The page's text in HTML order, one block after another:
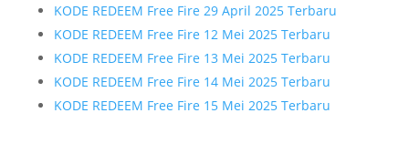
KODE REDEEM Free Fire 29 April 2025 Terbaru
KODE REDEEM Free Fire 12 Mei 2025 Terbaru
KODE REDEEM Free Fire 13 Mei 2025 Terbaru
KODE REDEEM Free Fire 14 Mei 2025 Terbaru
KODE REDEEM Free Fire 15 Mei 2025 Terbaru